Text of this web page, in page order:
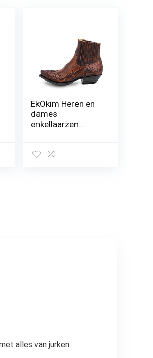
EkOkim Heren en
dames
enkellaarzen
schoenen cowboy
alles van jurken